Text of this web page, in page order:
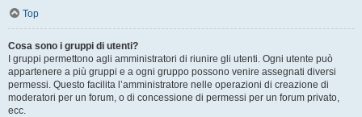
Top
Cosa sono i gruppi di utenti?
I gruppi permettono agli amministratori di riunire gli utenti. Ogni utente può
appartenere a più gruppi e a ogni gruppo possono venire assegnati diversi
permessi. Questo facilita l’amministratore nelle operazioni di creazione di
moderatori per un forum, o di concessione di permessi per un forum privato,
ecc.